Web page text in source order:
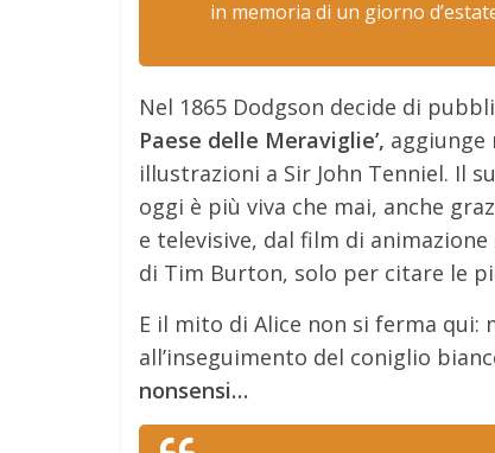
in memoria di un giorno
Nel 1865 Dodgson decide di
Paese delle Meraviglie’, aggiunge
illustrazioni a Sir John Tenniel. Il
oggi è più viva che mai, anche
e televisive, dal film di animazione
di Tim Burton, solo per citare le
E il mito di Alice non si ferma
all’inseguimento del coniglio
nonsensi…